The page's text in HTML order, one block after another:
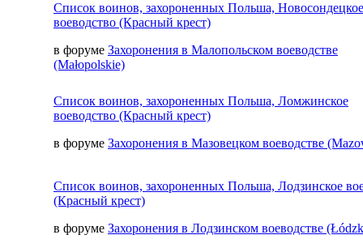
Список воинов, захороненных Польша, Новосондецкое
воеводство (Красный крест)
в форуме Захоронения в Малопольском воеводстве
(Małopolskie)
Список воинов, захороненных Польша, Ломжинское
воеводство (Красный крест)
в форуме Захоронения в Мазовецком воеводстве
Список воинов, захороненных Польша, Лодзинское
(Красный крест)
в форуме Захоронения в Лодзинском воеводстве